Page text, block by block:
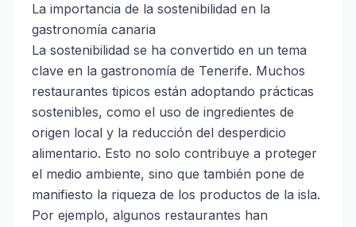
La importancia de la sostenibilidad en la
gastronomía canaria
La sostenibilidad se ha convertido en un tema
clave en la gastronomía de Tenerife. Muchos
restaurantes tipicos están adoptando prácticas
sostenibles, como el uso de ingredientes de
origen local y la reducción del desperdicio
alimentario. Esto no solo contribuye a proteger
el medio ambiente, sino que también pone de
manifiesto la riqueza de los productos de la isla.
Por ejemplo, algunos restaurantes han